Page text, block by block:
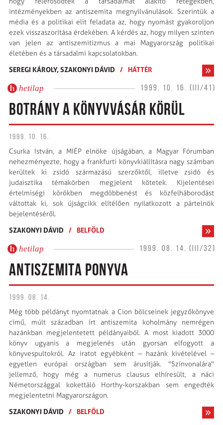
intézményekben az antiszemita megnyilvánulások. Szerintük a
média és a politikai elit feladata az, hogy nyomást gyakoroljon
ezek visszaszorítása érdekében. A kérdés az, hogy milyen szinten
van jelen az antiszemitizmus a mai Magyarország politikai
életében és a társadalmi kapcsolatokban.
SEREGI KÁROLY,SZAKONYI DÁVID / HÁTTÉR
hetilap 1999. 10. 16. (III/41)
BOTRÁNY A KÖNYVVÁSÁR KÖRÜL
1999. 10. 16.
Csurka István, a MIÉP elnöke újságában, a Magyar Fórumban
nehezményezte, hogy a frankfurti könyvkiállításra nagy számban
kerültek ki zsidó származású szerzőktől, illetve zsidó és
judaisztika témakörben megjelent kötetek. Kijelentései
értelmiségi körökben megdöbbenést és közfelháborodást
váltottak ki, sok újságcikk elítélően nyilatkozott a pártelnök
bejelentéséről.
SZAKONYI DÁVID
/ BELFÖLD
hetilap 1999. 08. 14. (III/32)
ANTISZEMITA PONYVA
1999. 08. 14.
Még több példányt nyomtatnak a Cion bölcseinek jegyzőkönyve
című, múlt században írt antiszemita koholmány nemrégen
hazánkban megjelentetett példányaiból. A most kiadott 3000
könyv ugyanis a megjelenés után gyorsan elfogyott a
könyvespultokról. Az iratot egyébként – hazánk kivételével –
egyetlen európai országban sem árusítják. "Színvonalára"
jellemző, hogy még a numerus clausus elhíresült, a náci
Németországgal kokettáló Horthy-korszakban sem engedték
megjelentetni Magyarországon.
SZAKONYI DÁVID
/ BELFÖLD